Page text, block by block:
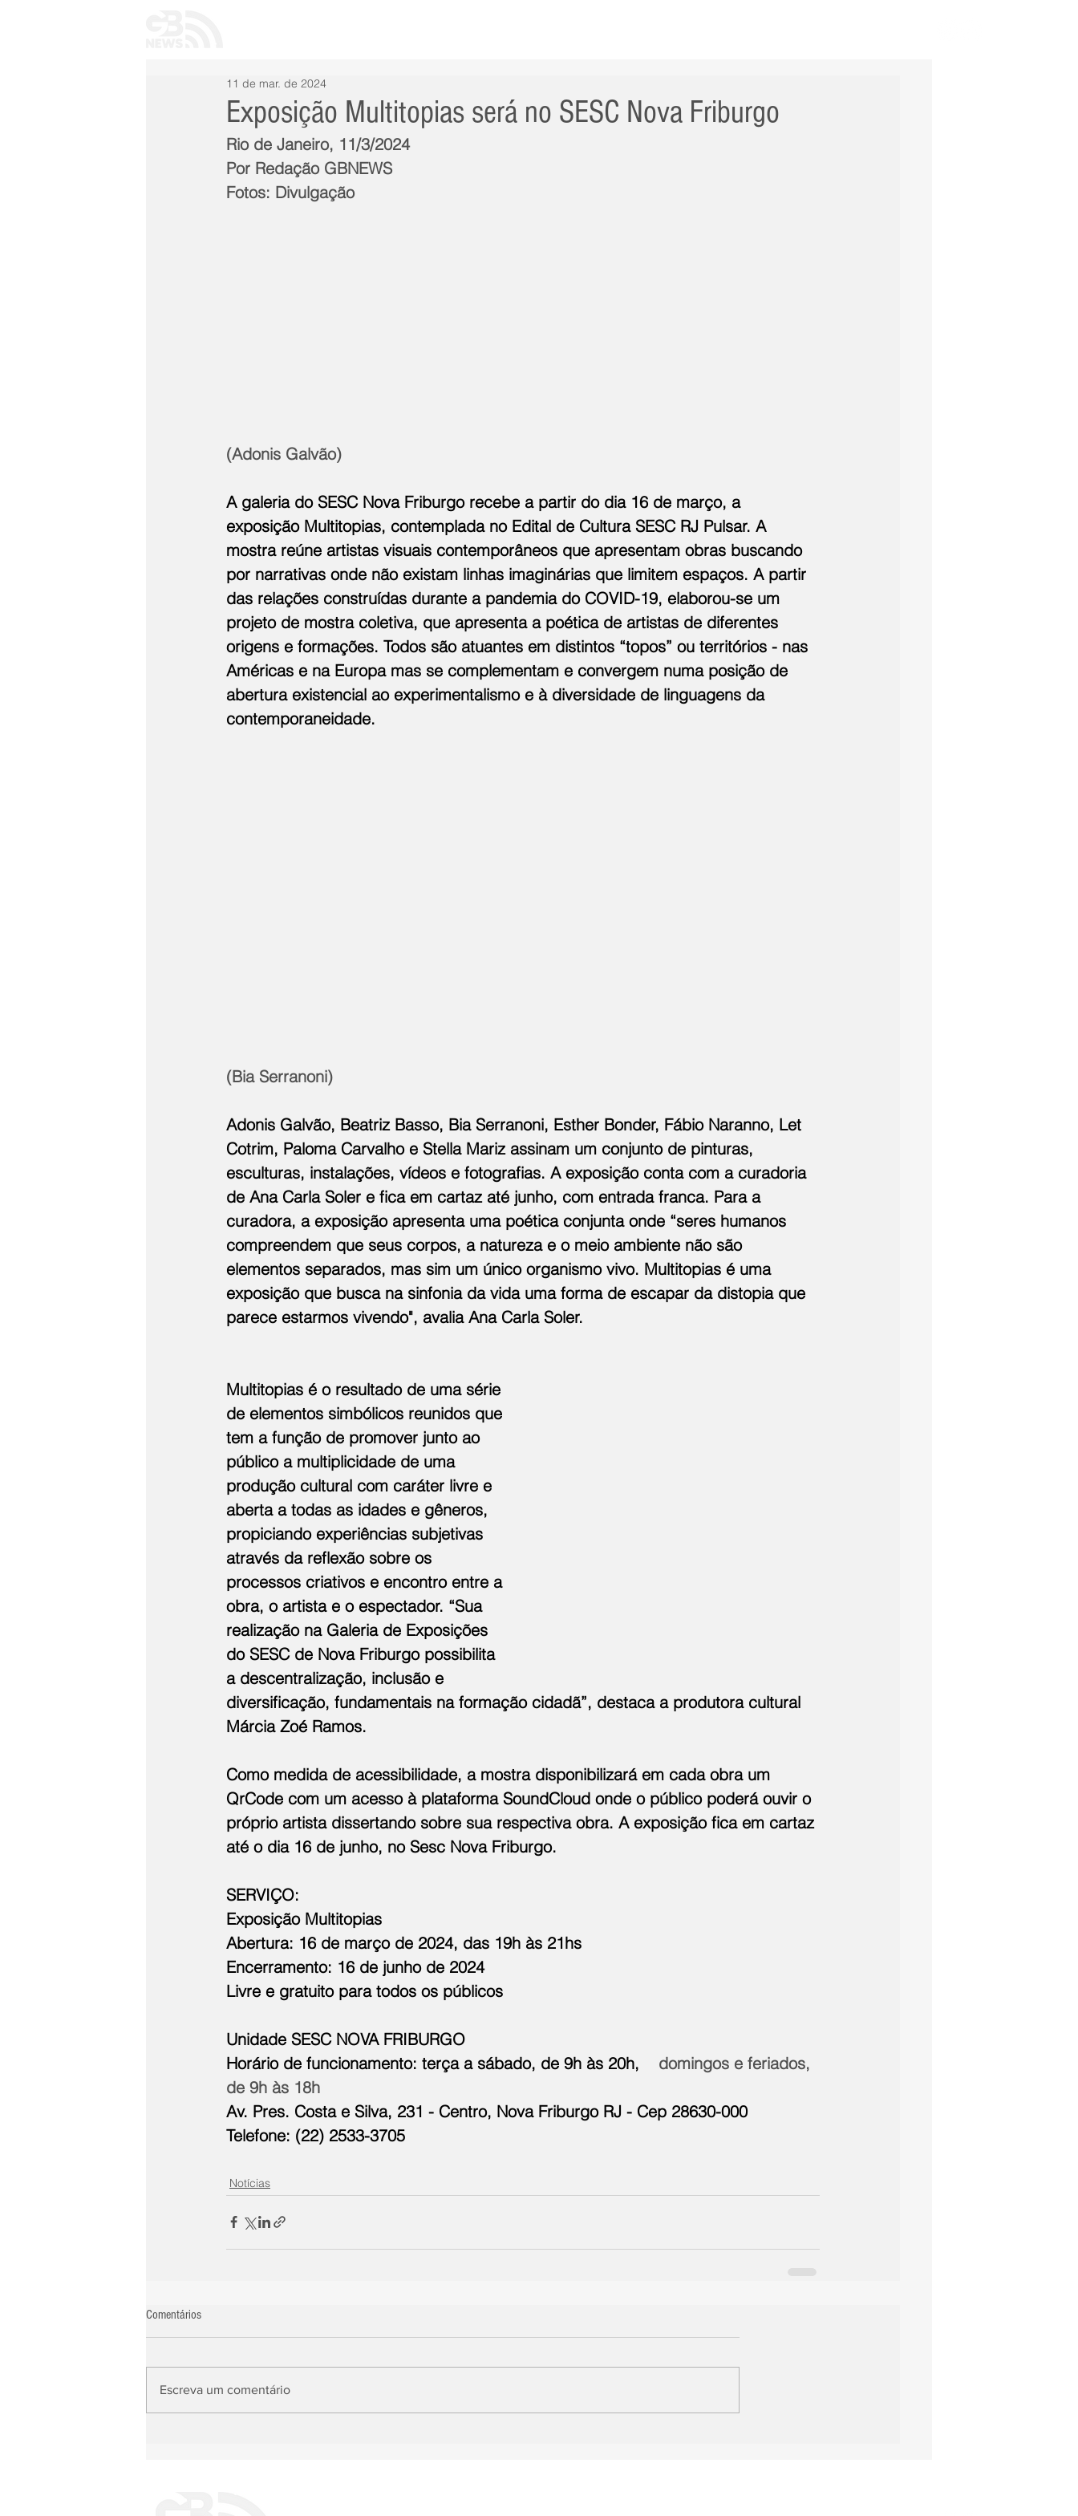
Exposição Multitopias será no SESC Nova Friburgo
11 de mar. de 2024
Rio de Janeiro, 11/3/2024
Por Redação GBNEWS
Fotos: Divulgação
(Adonis Galvão)
A galeria do SESC Nova Friburgo recebe a partir do dia 16 de março, a
exposição Multitopias, contemplada no Edital de Cultura SESC RJ Pulsar. A
mostra reúne artistas visuais contemporâneos que apresentam obras buscando
por narrativas onde não existam linhas imaginárias que limitem espaços. A partir
das relações construídas durante a pandemia do COVID-19, elaborou-se um
projeto de mostra coletiva, que apresenta a poética de artistas de diferentes
origens e formações. Todos são atuantes em distintos “topos” ou territórios - nas
Américas e na Europa mas se complementam e convergem numa posição de
abertura existencial ao experimentalismo e à diversidade de linguagens da
contemporaneidade.
(Bia Serranoni)
Adonis Galvão, Beatriz Basso, Bia Serranoni, Esther Bonder, Fábio Naranno, Let
Cotrim, Paloma Carvalho e Stella Mariz assinam um conjunto de pinturas,
esculturas, instalações, vídeos e fotografias. A exposição conta com a curadoria
de Ana Carla Soler e fica em cartaz até junho, com entrada franca. Para a
curadora, a exposição apresenta uma poética conjunta onde “seres humanos
compreendem que seus corpos, a natureza e o meio ambiente não são
elementos separados, mas sim um único organismo vivo. Multitopias é uma
exposição que busca na sinfonia da vida uma forma de escapar da distopia que
parece estarmos vivendo", avalia Ana Carla Soler.
Multitopias é o resultado de uma série
de elementos simbólicos reunidos que
tem a função de promover junto ao
público a multiplicidade de uma
produção cultural com caráter livre e
aberta a todas as idades e gêneros,
propiciando experiências subjetivas
através da reflexão sobre os
processos criativos e encontro entre a
obra, o artista e o espectador. “Sua
realização na Galeria de Exposições
do SESC de Nova Friburgo possibilita
a descentralização, inclusão e
diversificação, fundamentais na formação cidadã”, destaca a produtora cultural
Márcia Zoé Ramos.
Como medida de acessibilidade, a mostra disponibilizará em cada obra um
QrCode com um acesso à plataforma SoundCloud onde o público poderá ouvir o
próprio artista dissertando sobre sua respectiva obra. A exposição fica em cartaz
até o dia 16 de junho, no Sesc Nova Friburgo.
SERVIÇO:
Exposição Multitopias
Abertura: 16 de março de 2024, das 19h às 21hs
Encerramento: 16 de junho de 2024
Livre e gratuito para todos os públicos
Unidade SESC NOVA FRIBURGO
Horário de funcionamento: terça a sábado, de 9h às 20h,
domingos e feriados,
de 9h às 18h
Av. Pres. Costa e Silva, 231 - Centro, Nova Friburgo RJ - Cep 28630-000
Telefone: (22) 2533-3705
Notícias
Comentários
Escreva um comentário